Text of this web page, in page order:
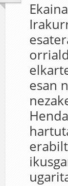
esan